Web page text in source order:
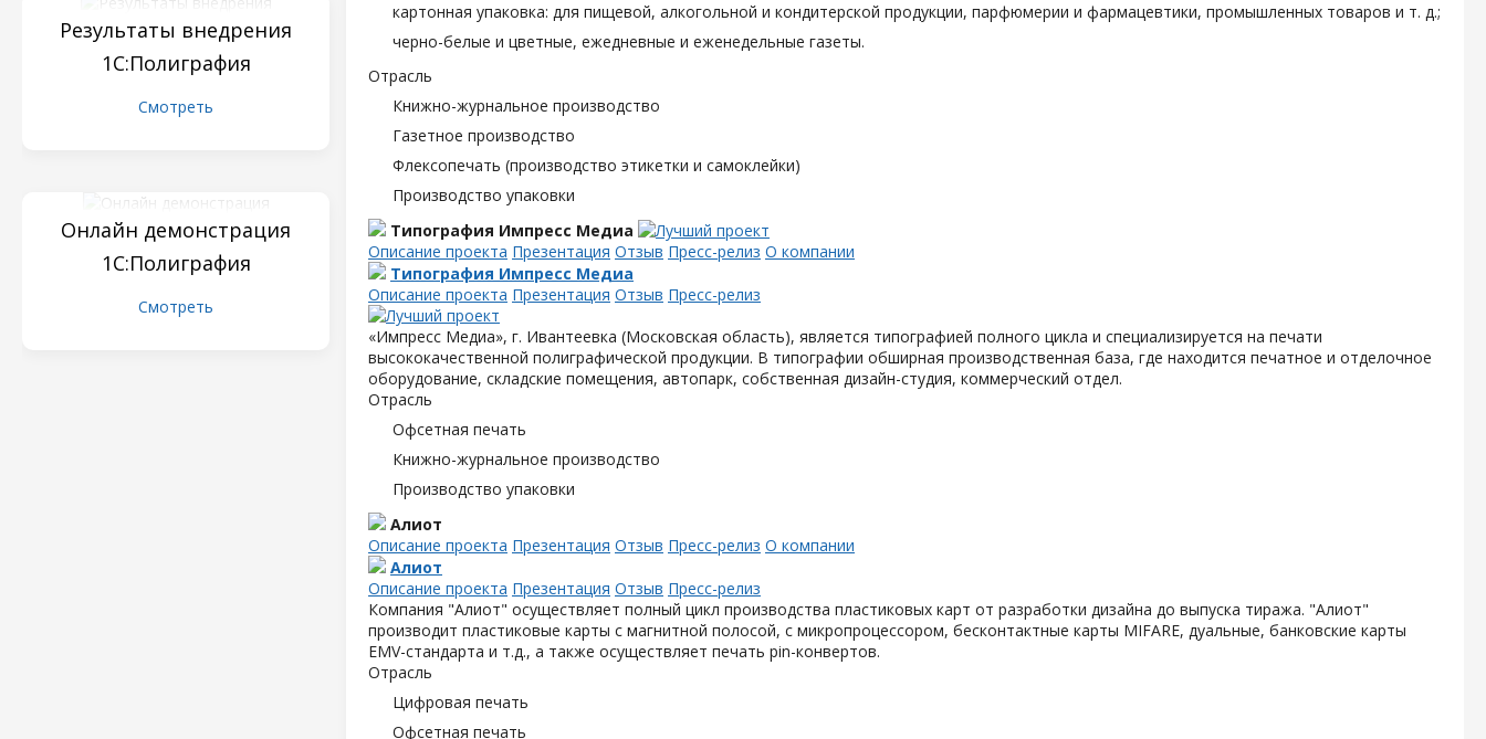
Результаты внедрения
1С:Полиграфия
Смотреть
Онлайн демонстрация
1С:Полиграфия
Смотреть
картонная упаковка: для пищевой, алкогольной и кондитерской продукции, парфюмерии и фармацевтики, промышленных товаров и т. д.;
черно-белые и цветные, ежедневные и еженедельные газеты.
Отрасль
Книжно-журнальное производство
Газетное производство
Флексопечать (производство этикетки и самоклейки)
Производство упаковки
Типография Импресс Медиа
Описание проекта Презентация Отзыв Пресс-релиз О компании
Типография Импресс Медиа
Описание проекта Презентация Отзыв Пресс-релиз
«Импресс Медиа», г. Ивантеевка (Московская область), является типографией полного цикла и специализируется на печати
высококачественной полиграфической продукции. В типографии обширная производственная база, где находится печатное и отделочное
оборудование, складские помещения, автопарк, собственная дизайн-студия, коммерческий отдел.
Отрасль
Офсетная печать
Книжно-журнальное производство
Производство упаковки
Алиот
Описание проекта Презентация Отзыв Пресс-релиз О компании
Алиот
Описание проекта Презентация Отзыв Пресс-релиз
Компания "Алиот" осуществляет полный цикл производства пластиковых карт от разработки дизайна до выпуска тиража. "Алиот"
производит пластиковые карты с магнитной полосой, с микропроцессором, бесконтактные карты MIFARE, дуальные, банковские карты
EMV-стандарта и т.д., а также осуществляет печать pin-конвертов.
Отрасль
Цифровая печать
Офсетная печать